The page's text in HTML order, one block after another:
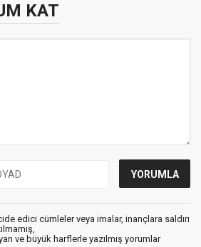
KAT
edici cümleler veya imalar, inançlara saldırı
ve büyük harflerle yazılmış yorumlar